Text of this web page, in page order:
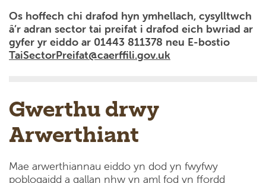
Os hoffech chi drafod hyn ymhellach, cysylltwch
â’r adran sector tai preifat i drafod eich bwriad ar
gyfer yr eiddo ar 01443 811378 neu E-bostio
TaiSectorPreifat@caerffili.gov.uk
Gwerthu drwy
Arwerthiant
Mae arwerthiannau eiddo yn dod yn fwyfwy
poblogaidd a gallan nhw yn aml fod yn ffordd